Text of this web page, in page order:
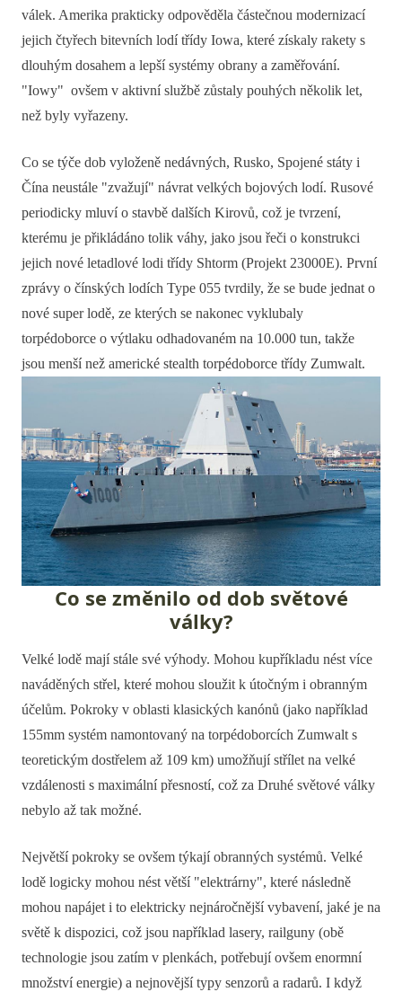
válek. Amerika prakticky odpověděla částečnou modernizací
jejich čtyřech bitevních lodí třídy Iowa, které získaly rakety s
dlouhým dosahem a lepší systémy obrany a zaměřování.
"Iowy" ovšem v aktivní službě zůstaly pouhých několik let,
než byly vyřazeny.
Co se týče dob vyloženě nedávných, Rusko, Spojené státy i
Čína neustále "zvažují" návrat velkých bojových lodí. Rusové
periodicky mluví o stavbě dalších Kirovů, což je tvrzení,
kterému je přikládáno tolik váhy, jako jsou řeči o konstrukci
jejich nové letadlové lodi třídy Shtorm (Projekt 23000E). První
zprávy o čínských lodích Type 055 tvrdily, že se bude jednat o
nové super lodě, ze kterých se nakonec vyklubaly
torpédoborce o výtlaku odhadovaném na 10.000 tun, takže
jsou menší než americké stealth torpédoborce třídy Zumwalt.
Co se změnilo od dob světové
války?
Velké lodě mají stále své výhody. Mohou kupříkladu nést více
naváděných střel, které mohou sloužit k útočným i obranným
účelům. Pokroky v oblasti klasických kanónů (jako například
155mm systém namontovaný na torpédoborcích Zumwalt s
teoretickým dostřelem až 109 km) umožňují střílet na velké
vzdálenosti s maximální přesností, což za Druhé světové války
nebylo až tak možné.
Největší pokroky se ovšem týkají obranných systémů. Velké
lodě logicky mohou nést větší "elektrárny", které následně
mohou napájet i to elektricky nejnáročnější vybavení, jaké je na
světě k dispozici, což jsou například lasery, railguny (obě
technologie jsou zatím v plenkách, potřebují ovšem enormní
množství energie) a nejnovější typy senzorů a radarů. I když